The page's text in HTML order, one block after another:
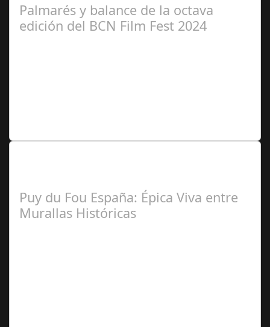
Palmarés y balance de la octava
edición del BCN Film Fest 2024
Puy du Fou España: Épica Viva entre
Murallas Históricas